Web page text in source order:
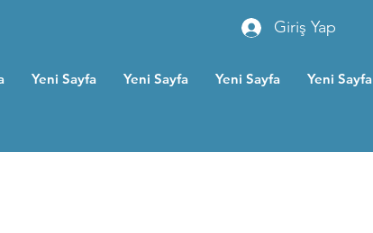
Giriş Yap
Yeni Sayfa Yeni Sayfa Yeni Sayfa Yeni Sayfa